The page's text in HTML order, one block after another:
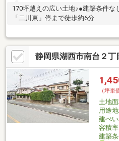
170坪越えの広い土地♪●建築条件な
「二川東」停まで徒歩約6分
静岡県湖西市南台２丁
（坪単
土地
用途
建ぺ
容積率
建築